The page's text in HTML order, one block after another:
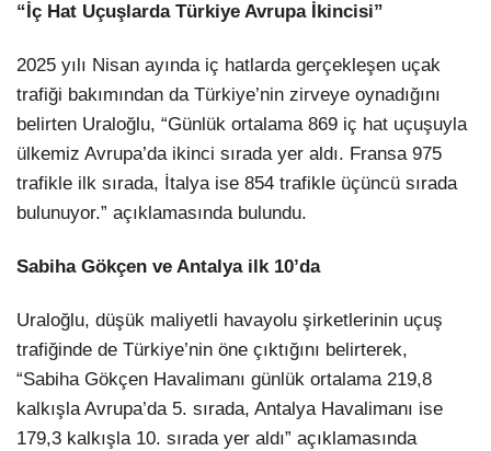
“İç Hat Uçuşlarda Türkiye Avrupa İkincisi”
2025 yılı Nisan ayında iç hatlarda gerçekleşen uçak
trafiği bakımından da Türkiye’nin zirveye oynadığını
belirten Uraloğlu, “Günlük ortalama 869 iç hat uçuşuyla
ülkemiz Avrupa’da ikinci sırada yer aldı. Fransa 975
trafikle ilk sırada, İtalya ise 854 trafikle üçüncü sırada
bulunuyor.” açıklamasında bulundu.
Sabiha Gökçen ve Antalya ilk 10’da
Uraloğlu, düşük maliyetli havayolu şirketlerinin uçuş
trafiğinde de Türkiye’nin öne çıktığını belirterek,
“Sabiha Gökçen Havalimanı günlük ortalama 219,8
kalkışla Avrupa’da 5. sırada, Antalya Havalimanı ise
179,3 kalkışla 10. sırada yer aldı” açıklamasında